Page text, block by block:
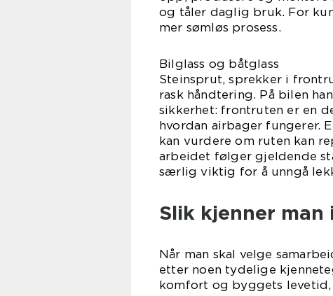
og tåler daglig bruk. For
mer sømløs prosess.
Bilglass og båtglass
Steinsprut, sprekker i
rask håndtering. På bilen
sikkerhet: frontruten er en
hvordan airbager fungerer.
kan vurdere om ruten kan
arbeidet følger gjeldende
særlig viktig for å unngå
Slik kjenner man
Når man skal velge
etter noen tydelige
komfort og byggets